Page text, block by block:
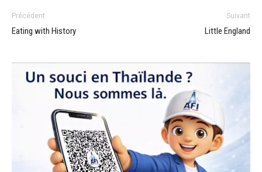
Précédent
Eating with History
Suivant
Little England